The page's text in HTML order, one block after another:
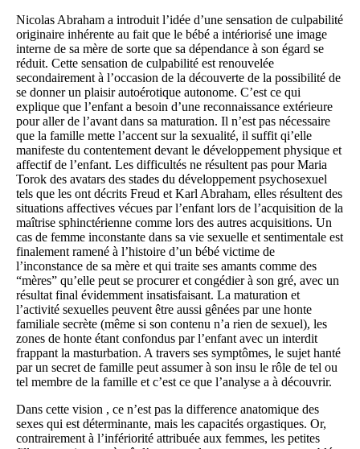
Nicolas Abraham a introduit l’idée d’une sensation de culpabilité
originaire inhérente au fait que le bébé a intériorisé une image
interne de sa mère de sorte que sa dépendance à son égard se
réduit. Cette sensation de culpabilité est renouvelée
secondairement à l’occasion de la découverte de la possibilité de
se donner un plaisir autoérotique autonome. C’est ce qui
explique que l’enfant a besoin d’une reconnaissance extérieure
pour aller de l’avant dans sa maturation. Il n’est pas nécessaire
que la famille mette l’accent sur la sexualité, il suffit qi’elle
manifeste du contentement devant le développement physique et
affectif de l’enfant. Les difficultés ne résultent pas pour Maria
Torok des avatars des stades du développement psychosexuel
tels que les ont décrits Freud et Karl Abraham, elles résultent des
situations affectives vécues par l’enfant lors de l’acquisition de la
maîtrise sphinctérienne comme lors des autres acquisitions. Un
cas de femme inconstante dans sa vie sexuelle et sentimentale est
finalement ramené à l’histoire d’un bébé victime de
l’inconstance de sa mère et qui traite ses amants comme des
“mères” qu’elle peut se procurer et congédier à son gré, avec un
résultat final évidemment insatisfaisant. La maturation et
l’activité sexuelles peuvent être aussi gênées par une honte
familiale secrète (même si son contenu n’a rien de sexuel), les
zones de honte étant confondus par l’enfant avec un interdit
frappant la masturbation. A travers ses symptômes, le sujet hanté
par un secret de famille peut assumer à son insu le rôle de tel ou
tel membre de la famille et c’est ce que l’analyse a à découvrir.
Dans cette vision , ce n’est pas la difference anatomique des
sexes qui est déterminante, mais les capacités orgastiques. Or,
contrairement à l’infériorité attribuée aux femmes, les petites